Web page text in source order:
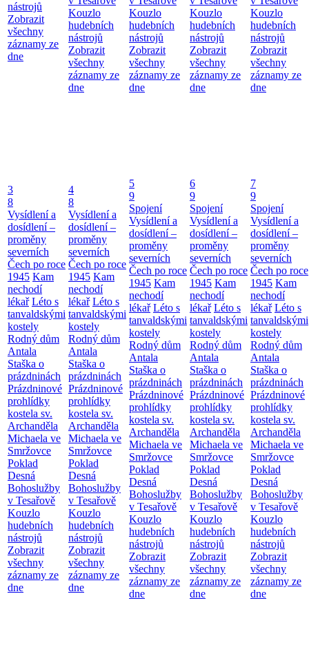
nástrojů
Zobrazit
všechny
záznamy ze
dne
Kouzlo
hudebních
nástrojů
Zobrazit
všechny
záznamy ze
dne
Kouzlo
hudebních
nástrojů
Zobrazit
všechny
záznamy ze
dne
Kouzlo
hudebních
nástrojů
Zobrazit
všechny
záznamy ze
dne
Kouzlo
hudebních
nástrojů
Zobrazit
všechny
záznamy ze
dne
3
8
Vysídlení a
dosídlení –
proměny
severních
Čech po roce
1945 Kam
nechodí
lékař Léto s
tanvaldskými
kostely
Rodný dům
Antala
Staška o
prázdninách
Prázdninové
prohlídky
kostela sv.
Archanděla
Michaela ve
Smržovce
Poklad
Desná
Bohoslužby
v Tesařově
Kouzlo
hudebních
nástrojů
Zobrazit
všechny
záznamy ze
dne
4
8
Vysídlení a
dosídlení –
proměny
severních
Čech po roce
1945 Kam
nechodí
lékař Léto s
tanvaldskými
kostely
Rodný dům
Antala
Staška o
prázdninách
Prázdninové
prohlídky
kostela sv.
Archanděla
Michaela ve
Smržovce
Poklad
Desná
Bohoslužby
v Tesařově
Kouzlo
hudebních
nástrojů
Zobrazit
všechny
záznamy ze
dne
5
9
Spojení
Vysídlení a
dosídlení –
proměny
severních
Čech po roce
1945 Kam
nechodí
lékař Léto s
tanvaldskými
kostely
Rodný dům
Antala
Staška o
prázdninách
Prázdninové
prohlídky
kostela sv.
Archanděla
Michaela ve
Smržovce
Poklad
Desná
Bohoslužby
v Tesařově
Kouzlo
hudebních
nástrojů
Zobrazit
všechny
záznamy ze
dne
6
9
Spojení
Vysídlení a
dosídlení –
proměny
severních
Čech po roce
1945 Kam
nechodí
lékař Léto s
tanvaldskými
kostely
Rodný dům
Antala
Staška o
prázdninách
Prázdninové
prohlídky
kostela sv.
Archanděla
Michaela ve
Smržovce
Poklad
Desná
Bohoslužby
v Tesařově
Kouzlo
hudebních
nástrojů
Zobrazit
všechny
záznamy ze
dne
7
9
Spojení
Vysídlení a
dosídlení –
proměny
severních
Čech po roce
1945 Kam
nechodí
lékař Léto s
tanvaldskými
kostely
Rodný dům
Antala
Staška o
prázdninách
Prázdninové
prohlídky
kostela sv.
Archanděla
Michaela ve
Smržovce
Poklad
Desná
Bohoslužby
v Tesařově
Kouzlo
hudebních
nástrojů
Zobrazit
všechny
záznamy ze
dne